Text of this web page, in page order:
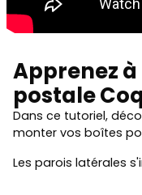
Apprenez
postale
Dans ce tutoriel,
monter vos boîtes
Les parois latérales